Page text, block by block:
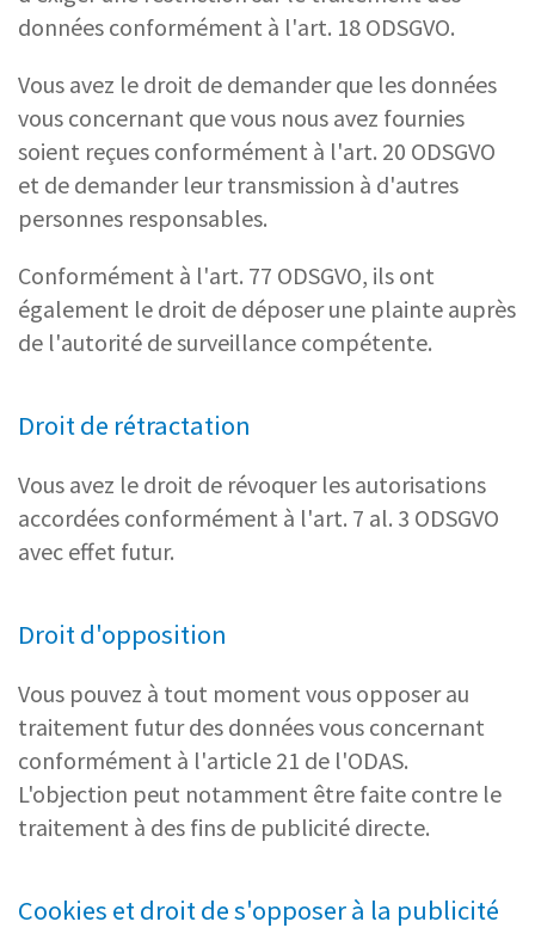
données conformément à l'art. 18 ODSGVO.
Vous avez le droit de demander que les données
vous concernant que vous nous avez fournies
soient reçues conformément à l'art. 20 ODSGVO
et de demander leur transmission à d'autres
personnes responsables.
Conformément à l'art. 77 ODSGVO, ils ont
également le droit de déposer une plainte auprès
de l'autorité de surveillance compétente.
Droit de rétractation
Vous avez le droit de révoquer les autorisations
accordées conformément à l'art. 7 al. 3 ODSGVO
avec effet futur.
Droit d'opposition
Vous pouvez à tout moment vous opposer au
traitement futur des données vous concernant
conformément à l'article 21 de l'ODAS.
L'objection peut notamment être faite contre le
traitement à des fins de publicité directe.
Cookies et droit de s'opposer à la publicité